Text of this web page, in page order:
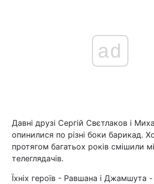
ad
Давні друзі Сергій Свєтлаков і
опинилися по різні боки барикад.
протягом багатьох років смішили
телеглядачів.
Їхніх героїв - Равшана і Джамшута